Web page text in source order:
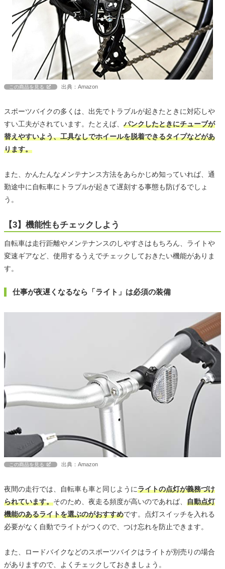
この商品を見る 出典：Amazon
スポーツバイクの多くは、出先でトラブルが起きたときに対応しや
すい工夫がされています。たとえば、 パンクしたときにチューブが
替えやすいよう、工具なしでホイールを脱着できるタイプなどがあ
ります。
また、かんたんなメンテナンス方法をあらかじめ知っていれば、通
勤途中に自転車にトラブルが起きて遅刻する事態も防げるでしょ
う。
【3】機能性もチェックしよう
自転車は走行距離やメンテナンスのしやすさはもちろん、ライトや
変速ギアなど、使用するうえでチェックしておきたい機能がありま
す。
仕事が夜遅くなるなら「ライト」は必須の装備
この商品を見る 出典：Amazon
夜間の走行では、自転車も車と同じようにライトの点灯が義務づけ
られています。そのため、夜走る頻度が高いのであれば、 自動点灯
機能のあるライトを選ぶのがおすすめです。点灯スイッチを入れる
必要がなく自動でライトがつくので、つけ忘れを防止できます。
また、ロードバイクなどのスポーツバイクはライトが別売りの場合
がありますので、よくチェックしておきましょう。